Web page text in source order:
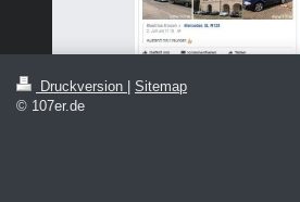
Druckversion
Sitemap
© 107er.de